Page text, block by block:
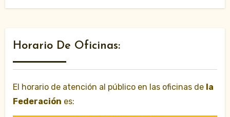
Horario De Oficinas:
El horario de atención al público en las oficinas de la
Federación es: